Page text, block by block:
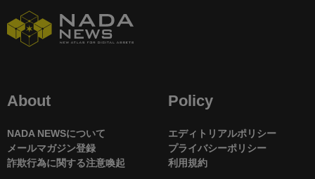
About
NADA NEWSについて
メールマガジン登録
詐欺行為に関する注意喚起
Policy
エディトリアルポリシー
プライバシーポリシー
利用規約